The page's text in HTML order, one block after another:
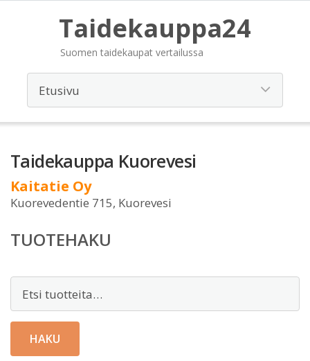
Taidekauppa24
Suomen taidekaupat vertailussa
Taidekauppa Kuorevesi
Kaitatie Oy
Kuorevedentie 715, Kuorevesi
TUOTEHAKU
HAKU